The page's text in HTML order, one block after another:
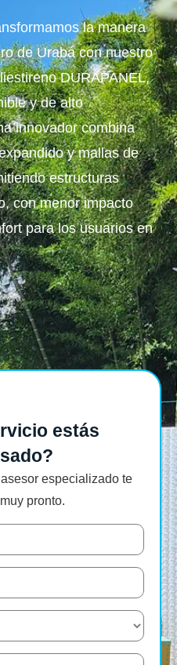
la manera
de Urabá con nuestro
DURAPANEL,
y de alto
innovador combina
y mallas de
estructuras
con menor impacto
para los usuarios en
estás
especializado te
pronto.